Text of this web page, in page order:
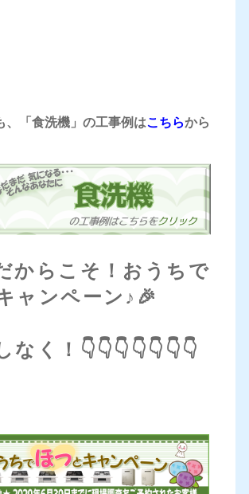
、「食洗機」の工事例はこちらから
からこそ！おうちで
ャンペーン♪🎉
なく！👇👇👇👇👇👇👇